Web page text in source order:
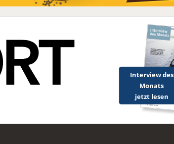
Interview des
Monats
jetzt lesen